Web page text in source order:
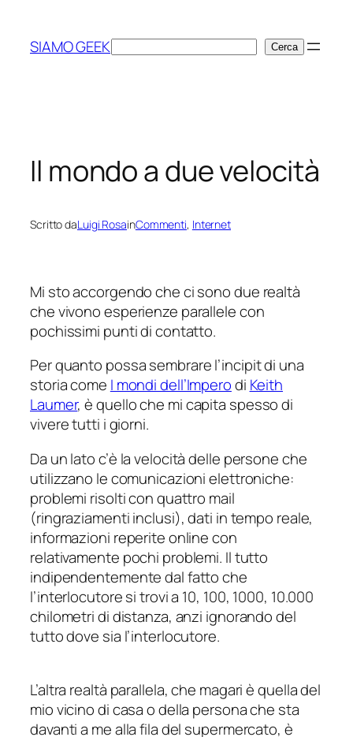
contenuto
SIAMO GEEKCerca Cerca
Il mondo a due velocità
Scritto daLuigi RosainCommenti, Internet
Mi sto accorgendo che ci sono due realtà
che vivono esperienze parallele con
pochissimi punti di contatto.
Per quanto possa sembrare l’incipit di una
storia come I mondi dell’Imperodi Keith
Laumer, è quello che mi capita spesso di
vivere tutti i giorni.
Da un lato c’è la velocità delle persone che
utilizzano le comunicazioni elettroniche:
problemi risolti con quattro mail
(ringraziamenti inclusi), dati in tempo reale,
informazioni reperite online con
relativamente pochi problemi. Il tutto
indipendentemente dal fatto che
l’interlocutore si trovi a 10, 100, 1000, 10.000
chilometri di distanza, anzi ignorando del
tutto dove sia l’interlocutore.
L’altra realtà parallela, che magari è quella del
mio vicino di casa o della persona che sta
davanti a me alla fila del supermercato, è